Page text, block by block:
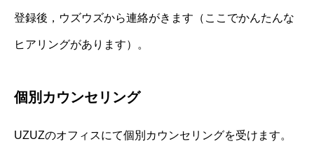
登録後，ウズウズから連絡がきます（ここでかんたんな
ヒアリングがあります）。
個別カウンセリング
UZUZのオフィスにて個別カウンセリングを受けます。